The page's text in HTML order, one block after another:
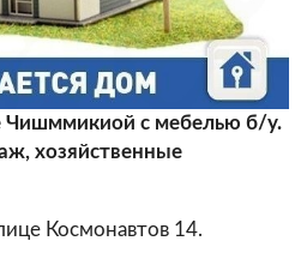
Чишммикиой с мебелью б/у.
хозяйственные
Космонавтов 14.